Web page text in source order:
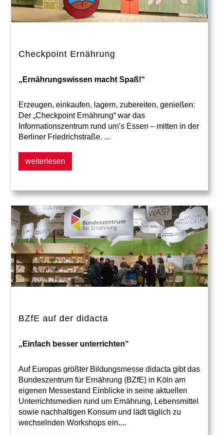
Checkpoint Ernährung
„Ernährungswissen macht Spaß!“
Erzeugen, einkaufen, lagern, zubereiten, genießen:
Der „Checkpoint Ernährung“ war das
Informationszentrum rund um’s Essen – mitten in der
Berliner Friedrichstraße. ...
weiterlesen
BZfE auf der didacta
„Einfach besser unterrichten“
Auf Europas größter Bildungsmesse didacta gibt das
Bundeszentrum für Ernährung (BZfE) in Köln am
eigenen Messestand Einblicke in seine aktuellen
Unterrichtsmedien rund um Ernährung, Lebensmittel
sowie nachhaltigen Konsum und lädt täglich zu
wechselnden Workshops ein....